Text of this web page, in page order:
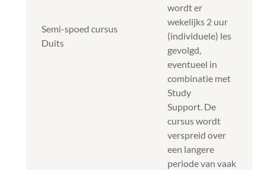
Semi-spoed cursus
Duits
wordt er
wekelijks 2 uur
(individuele) les
gevolgd,
eventueel in
combinatie met
Study
Support. De
cursus wordt
verspreid over
een langere
periode van vaak